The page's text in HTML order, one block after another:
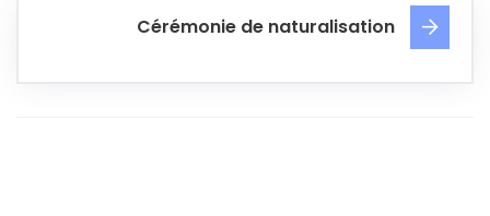
Cérémonie de naturalisation